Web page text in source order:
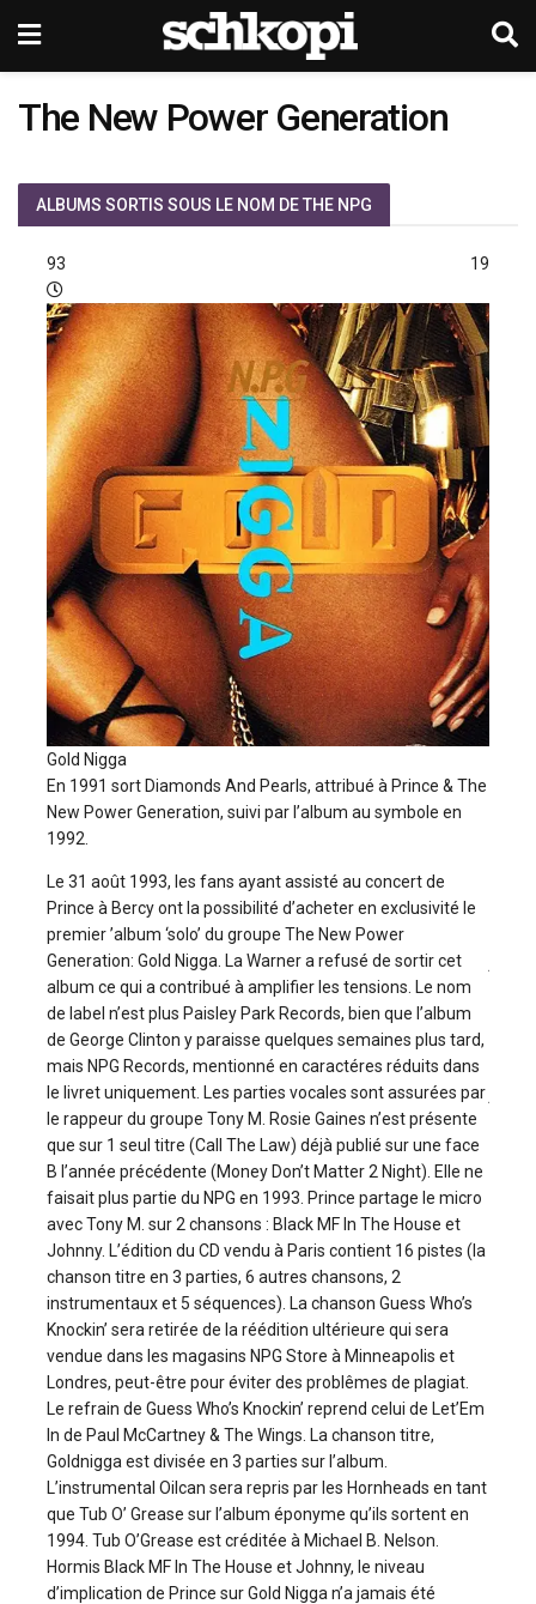
The New Power Generation
ALBUMS SORTIS SOUS LE NOM DE THE NPG
1993
Gold Nigga
En 1991 sort Diamonds And Pearls, attribué à Prince & The
New Power Generation, suivi par l’album au symbole en
1992.
Le 31 août 1993, les fans ayant assisté au concert de
Prince à Bercy ont la possibilité d’acheter en exclusivité le
premier ’album ‘solo’ du groupe The New Power
Generation: Gold Nigga. La Warner a refusé de sortir cet
album ce qui a contribué à amplifier les tensions. Le nom
de label n’est plus Paisley Park Records, bien que l’album
de George Clinton y paraisse quelques semaines plus tard,
mais NPG Records, mentionné en caractéres réduits dans
le livret uniquement. Les parties vocales sont assurées par
le rappeur du groupe Tony M. Rosie Gaines n’est présente
que sur 1 seul titre (Call The Law) déjà publié sur une face
B l’année précédente (Money Don’t Matter 2 Night). Elle ne
faisait plus partie du NPG en 1993. Prince partage le micro
avec Tony M. sur 2 chansons : Black MF In The House et
Johnny. L’édition du CD vendu à Paris contient 16 pistes (la
chanson titre en 3 parties, 6 autres chansons, 2
instrumentaux et 5 séquences). La chanson Guess Who’s
Knockin’ sera retirée de la réédition ultérieure qui sera
vendue dans les magasins NPG Store à Minneapolis et
Londres, peut-être pour éviter des problêmes de plagiat.
Le refrain de Guess Who’s Knockin’ reprend celui de Let’Em
In de Paul McCartney & The Wings. La chanson titre,
Goldnigga est divisée en 3 parties sur l’album.
L’instrumental Oilcan sera repris par les Hornheads en tant
que Tub O’ Grease sur l’album éponyme qu’ils sortent en
1994. Tub O’Grease est créditée à Michael B. Nelson.
Hormis Black MF In The House et Johnny, le niveau
d’implication de Prince sur Gold Nigga n’a jamais été
1995